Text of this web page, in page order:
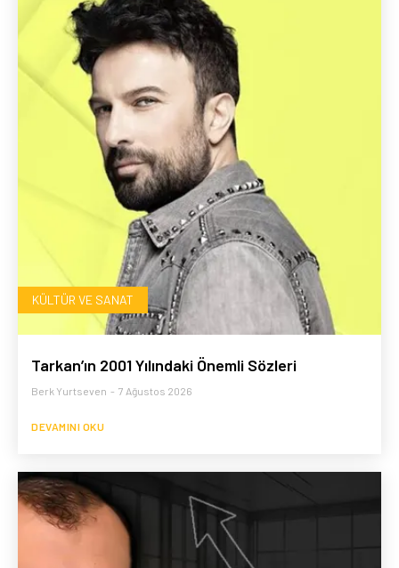
KÜLTÜR VE SANAT
Tarkan’ın 2001 Yılındaki Önemli Sözleri
Berk Yurtseven - 7 Ağustos 2026
DEVAMINI OKU